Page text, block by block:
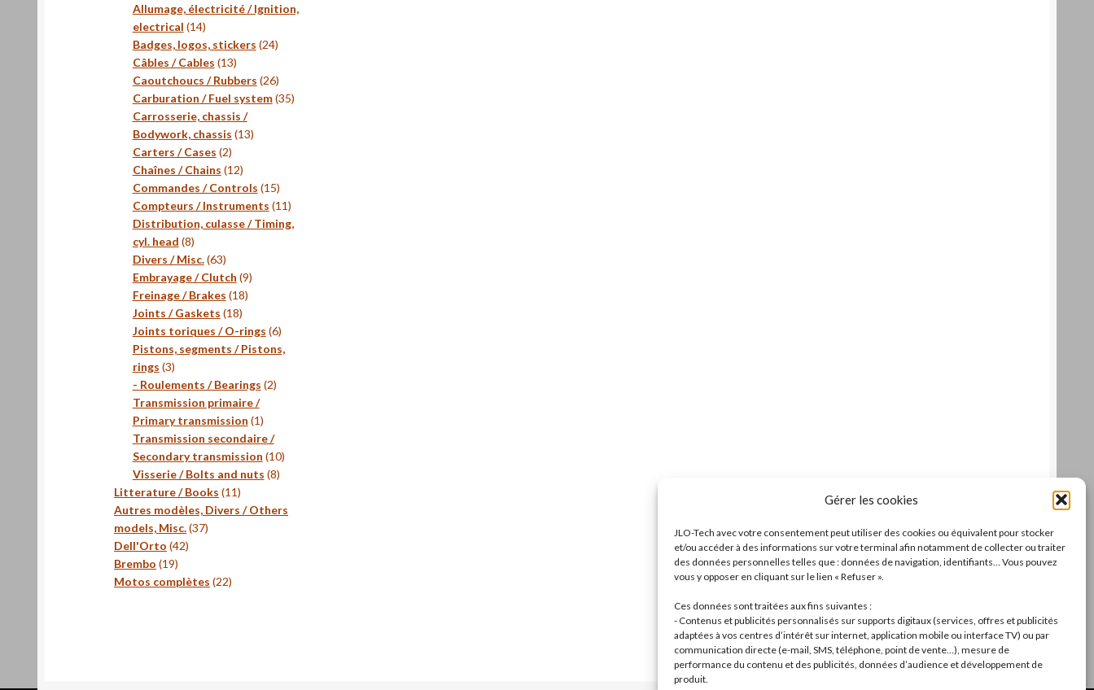
Gérer les cookies
JLO-Tech avec votre consentement peut utiliser des cookies ou équivalent pour stocker
et/ou accéder à des informations sur votre terminal afin notamment de collecter ou traiter
des données personnelles telles que : données de navigation, identifiants... Vous pouvez
vous y opposer en cliquant sur le lien « Refuser ».
Ces données sont traitées aux fins suivantes :
- Contenus et publicités personnalisés sur supports digitaux (services, offres et publicités
adaptées à vos centres d’intérêt sur internet, application mobile ou interface TV) ou par
communication directe (e-mail, SMS, téléphone, point de vente…), mesure de
performance du contenu et des publicités, données d’audience et développement de
produit.
produits
Allumage, électricité / Ignition,
electrical 1414
produits
Badges, logos, stickers 2424
Câbles / Cables 1313
produits
Caoutchoucs / Rubbers 2626
produits
Carburation / Fuel system 3535
Carrosserie, chassis /
Bodywork, chassis 1313
Carters / Cases 22
produits
Chaînes / Chains 1212
produits
Commandes / Controls 1515
produits
Compteurs / Instruments 1111
produits
Distribution, culasse / Timing,
cyl. head 88
produits
Divers / Misc. 6363
produits
Embrayage / Clutch 99
Freinage / Brakes 1818
Joints / Gaskets 1818
produits
Joints toriques / O-rings 66
produits
Pistons, segments / Pistons,
rings 33
produits
- Roulements / Bearings 22
Transmission primaire /
Primary transmission 11
produit
Transmission secondaire /
Secondary transmission 1010
Visserie / Bolts and nuts 88
Litterature / Books 1111
produits
Autres modèles, Divers / Others
models, Misc. 3737
Dell'Orto 4242
Brembo 1919
produits
Motos complètes 2222